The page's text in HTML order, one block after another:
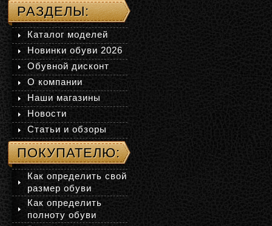
РАЗДЕЛЫ:
Каталог моделей
Новинки обуви 2026
Обувной дисконт
О компании
Наши магазины
Новости
Статьи и обзоры
ПОКУПАТЕЛЮ:
Как определить свой
размер обуви
Как определить
полноту обуви